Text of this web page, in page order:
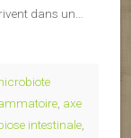
dans un…
axe
intestinale